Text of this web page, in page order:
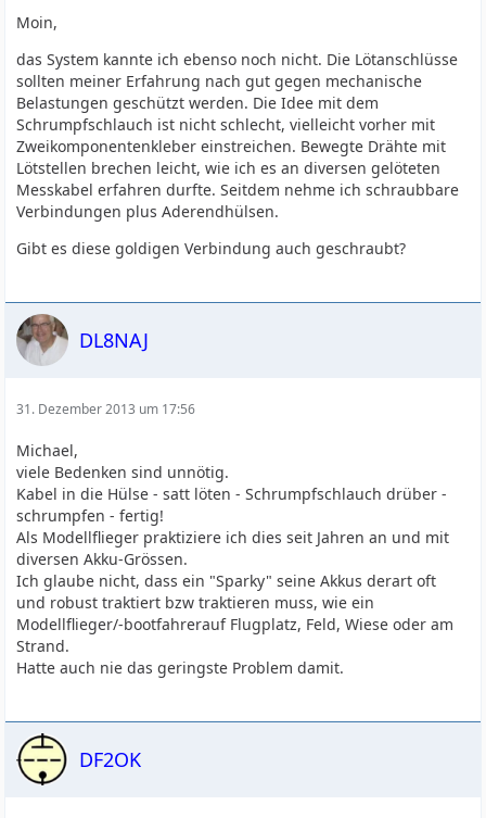
Moin,
das System kannte ich ebenso noch nicht. Die Lötanschlüsse
sollten meiner Erfahrung nach gut gegen mechanische
Belastungen geschützt werden. Die Idee mit dem
Schrumpfschlauch ist nicht schlecht, vielleicht vorher mit
Zweikomponentenkleber einstreichen. Bewegte Drähte mit
Lötstellen brechen leicht, wie ich es an diversen gelöteten
Messkabel erfahren durfte. Seitdem nehme ich schraubbare
Verbindungen plus Aderendhülsen.
Gibt es diese goldigen Verbindung auch geschraubt?
DL8NAJ
31. Dezember 2013 um 17:56
Michael,
viele Bedenken sind unnötig.
Kabel in die Hülse - satt löten - Schrumpfschlauch drüber -
schrumpfen - fertig!
Als Modellflieger praktiziere ich dies seit Jahren an und mit
diversen Akku-Grössen.
Ich glaube nicht, dass ein "Sparky" seine Akkus derart oft
und robust traktiert bzw traktieren muss, wie ein
Modellflieger/-bootfahrerauf Flugplatz, Feld, Wiese oder am
Strand.
Hatte auch nie das geringste Problem damit.
DF2OK